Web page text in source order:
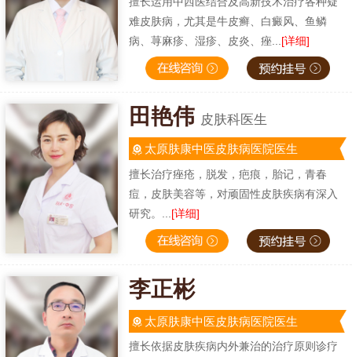
难皮肤病，尤其是牛皮癣、白癜风、鱼鳞
病、荨麻疹、湿疹、皮炎、痤... [详细]
田艳伟 皮肤科医生
太原肤康中医皮肤病医院医生
擅长治疗痤疮，脱发，疤痕，胎记，青春
痘，皮肤美容等，对顽固性皮肤疾病有深入
研究。... [详细]
李正彬
太原肤康中医皮肤病医院医生
擅长依据皮肤疾病内外兼治的治疗原则诊疗